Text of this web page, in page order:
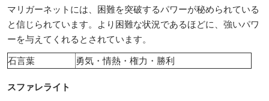
マリガーネットには、困難を突破するパワーが秘められている
と信じられています。より困難な状況であるほどに、強いパワ
ーを与えてくれるとされています。
石言葉
勇気・情熱・権力・勝利
スファレライト